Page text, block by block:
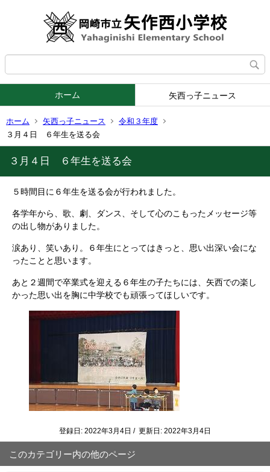
ホーム 矢西っ子ニュース
ホーム 矢西っ子ニュース
令和３年度
３月４日 ６年生を送る会
３月４日 ６年生を送る会
５時間目に６年生を送る会が行われました。
各学年から、歌、劇、ダンス、そして心のこもったメッセージ等
の出し物がありました。
涙あり、笑いあり。６年生にとってはきっと、思い出深い会にな
ったことと思います。
あと２週間で卒業式を迎える６年生の子たちには、矢西での楽し
かった思い出を胸に中学校でも頑張ってほしいです。
登録日: 2022年3月4日 / 更新日: 2022年3月4日
このカテゴリー内の他のページ